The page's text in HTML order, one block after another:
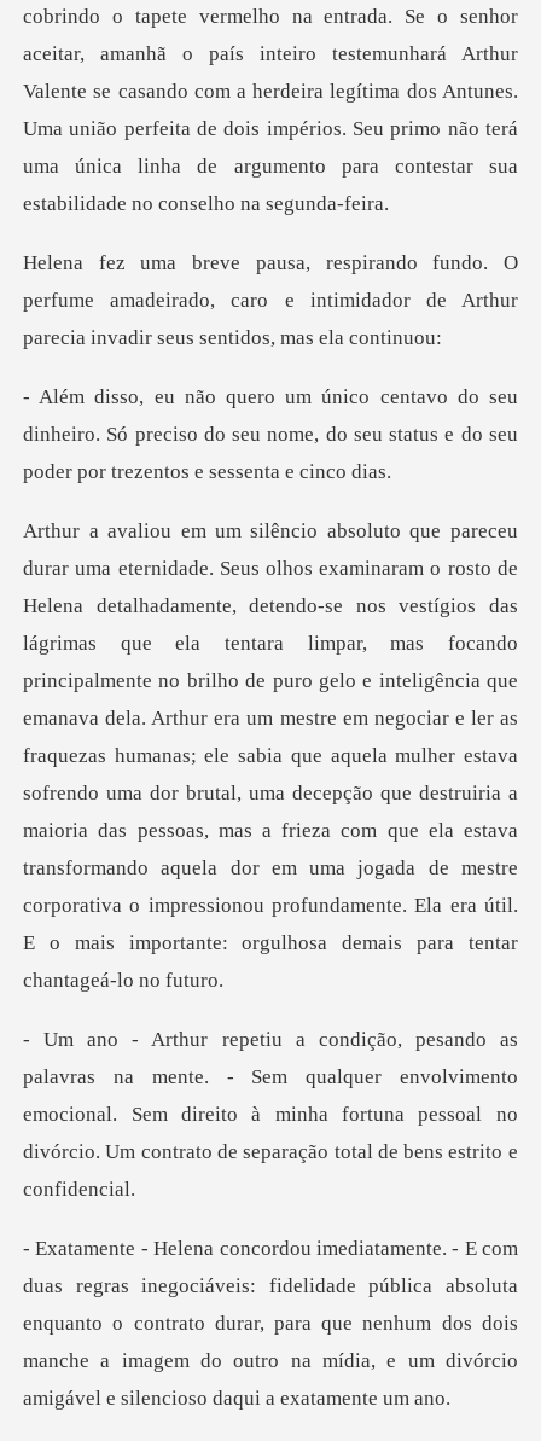
cobrindo o tapete vermelho na entrada. Se
perfume amadeirado, caro e intimidador de Arthur
dinheiro. Só preciso do seu nome, do seu status e
e no brilho de puro gelo e inteligência que
emanava dela. Arthur era um mestre em negociar e ler as
fraquezas humanas; ele sabia que aquela mulher estava
sofrendo uma dor brutal, uma decepção que destruiria a
maioria da
m qualquer envolvimento
emocional. Sem direito à minha fortuna pessoal no
lidade pública absoluta
enquanto o contrato durar, para que nenhum dos dois
manche a i